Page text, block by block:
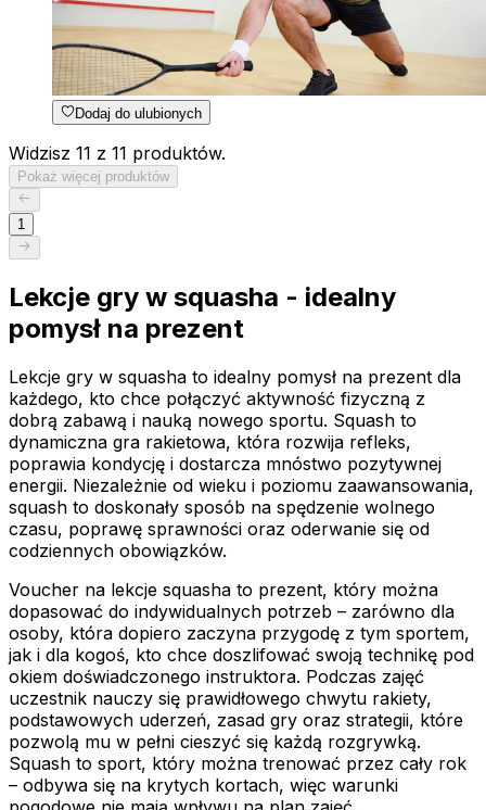
Dodaj do ulubionych
Widzisz 11 z 11 produktów.
Pokaż więcej produktów
1
Lekcje gry w squasha - idealny
pomysł na prezent
Lekcje gry w squasha to idealny pomysł na prezent dla
każdego, kto chce połączyć aktywność fizyczną z
dobrą zabawą i nauką nowego sportu. Squash to
dynamiczna gra rakietowa, która rozwija refleks,
poprawia kondycję i dostarcza mnóstwo pozytywnej
energii. Niezależnie od wieku i poziomu zaawansowania,
squash to doskonały sposób na spędzenie wolnego
czasu, poprawę sprawności oraz oderwanie się od
codziennych obowiązków.
Voucher na lekcje squasha to prezent, który można
dopasować do indywidualnych potrzeb – zarówno dla
osoby, która dopiero zaczyna przygodę z tym sportem,
jak i dla kogoś, kto chce doszlifować swoją technikę pod
okiem doświadczonego instruktora. Podczas zajęć
uczestnik nauczy się prawidłowego chwytu rakiety,
podstawowych uderzeń, zasad gry oraz strategii, które
pozwolą mu w pełni cieszyć się każdą rozgrywką.
Squash to sport, który można trenować przez cały rok
– odbywa się na krytych kortach, więc warunki